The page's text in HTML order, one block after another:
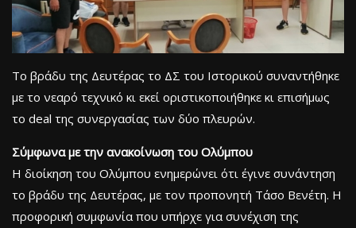
Το βράδυ της Δευτέρας το ΔΣ του Ιστορικού συναντήθηκε
με το νεαρό τεχνικό κι εκεί οριστικοποιήθηκε κι επισήμως
το deal της συνεργασίας των δύο πλευρών.
Σύμφωνα με την ανακοίνωση του Ολύμπου
Η διοίκηση του Ολύμπου ενημερώνει ότι έγινε συνάντηση
το βράδυ της Δευτέρας, με τον προπονητή Τάσο Βενέτη. Η
προφορική συμφωνία που υπήρχε για συνέχιση της